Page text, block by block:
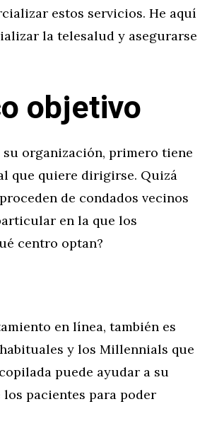
estos servicios. He aquí
la telesalud y asegurarse
objetivo
organización, primero tiene
que quiere dirigirse. Quizá
de condados vecinos
en la que los
centro optan?
en línea, también es
y los Millennials que
puede ayudar a su
pacientes para poder